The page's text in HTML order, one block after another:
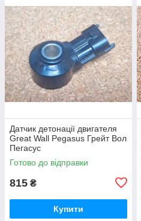
Датчик детонації двигателя
Great Wall Pegasus Грейт Вол
Пегасус
Готово до відправки
815 ₴
Купити